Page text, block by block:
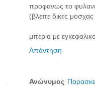
προφανως το
(βλεπε δικες
μπερια με
Απάντηση
Ανώνυμος